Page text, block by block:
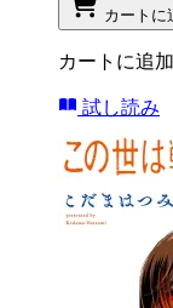
カートに
カートに追
試し読み